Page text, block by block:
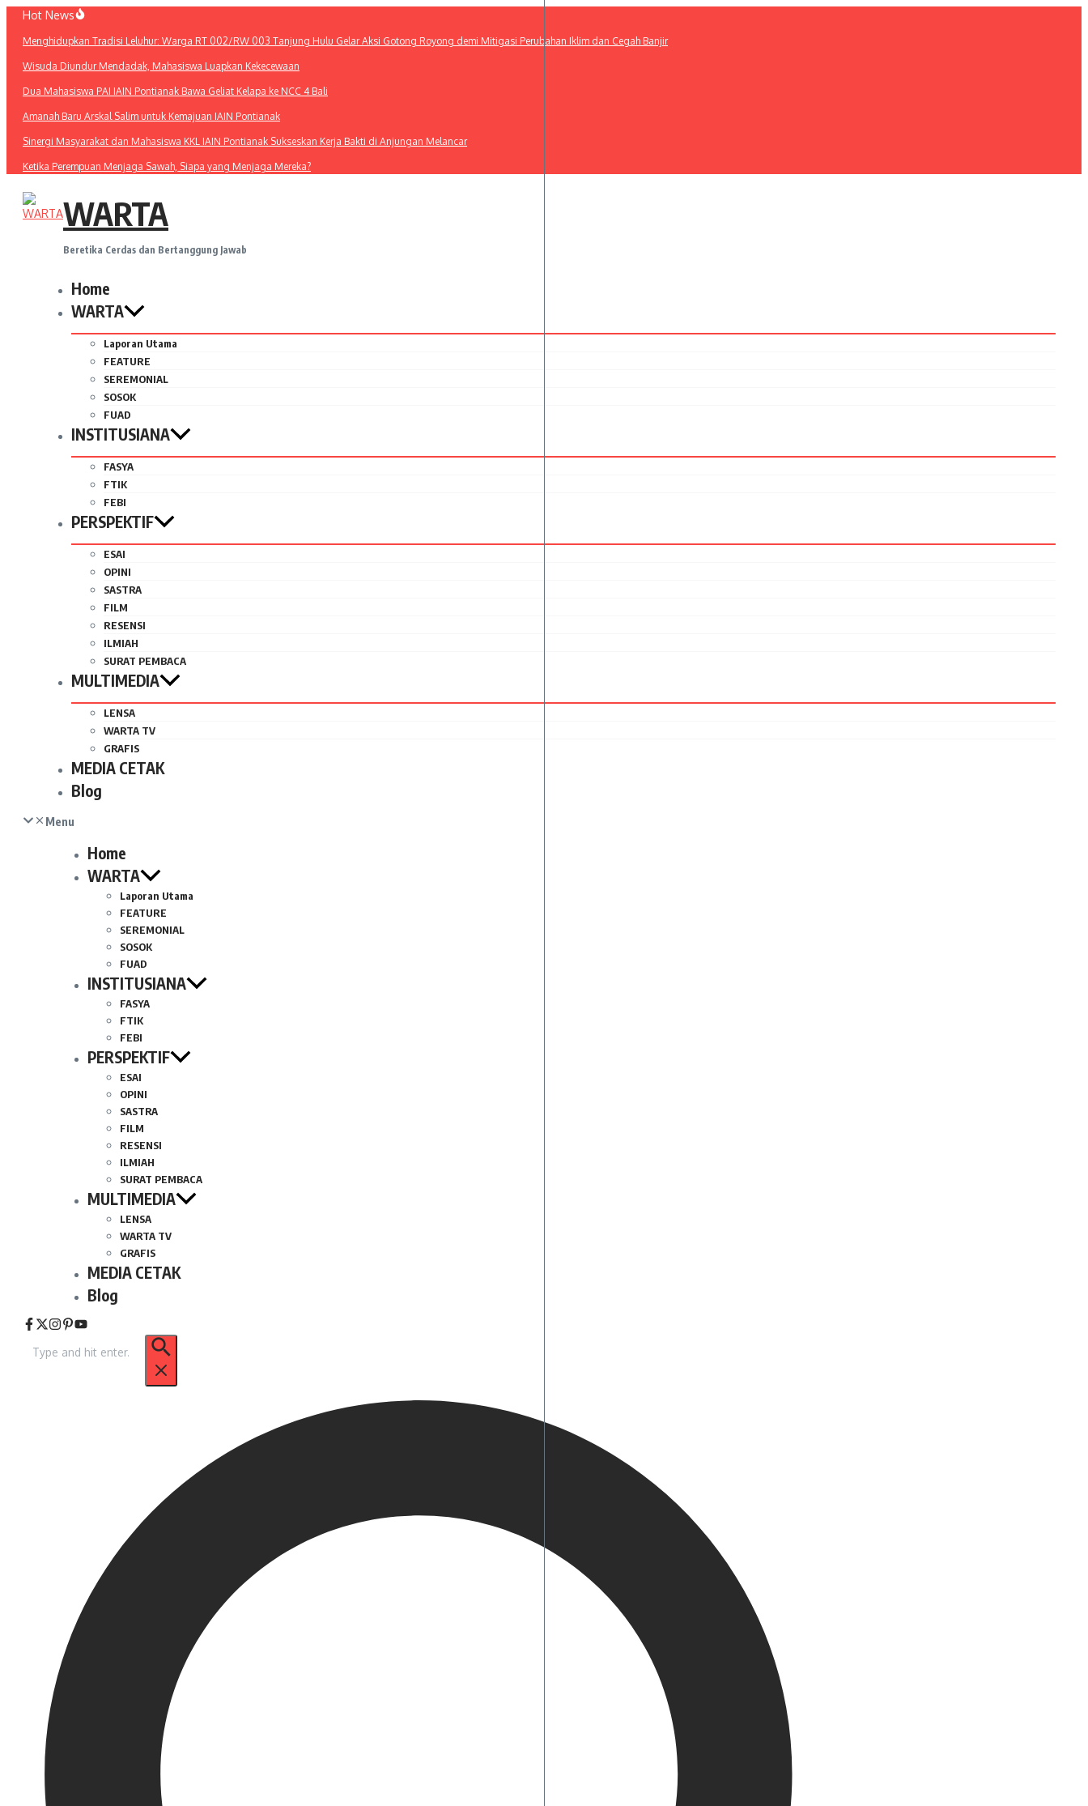
Lewati
konten
Hot News
Menghidupkan Tradisi Leluhur: Warga RT 002/RW 003 Tanjung Hulu Gelar Aksi Gotong Royong demi Mitigasi Perubahan Iklim dan Cegah Banjir
Wisuda Diundur Mendadak, Mahasiswa Luapkan Kekecewaan
Dua Mahasiswa PAI IAIN Pontianak Bawa Geliat Kelapa ke NCC 4 Bali
Amanah Baru Arskal Salim untuk Kemajuan IAIN Pontianak
Sinergi Masyarakat dan Mahasiswa KKL IAIN Pontianak Sukseskan Kerja Bakti di Anjungan Melancar
Ketika Perempuan Menjaga Sawah, Siapa yang Menjaga Mereka?
WARTA
Beretika Cerdas dan Bertanggung Jawab
Home
WARTA
Laporan Utama
FEATURE
SEREMONIAL
SOSOK
FUAD
INSTITUSIANA
FASYA
FTIK
FEBI
PERSPEKTIF
ESAI
OPINI
SASTRA
FILM
RESENSI
ILMIAH
SURAT PEMBACA
MULTIMEDIA
LENSA
WARTA TV
GRAFIS
MEDIA CETAK
Blog
Menu
Home
WARTA
Laporan Utama
FEATURE
SEREMONIAL
SOSOK
FUAD
INSTITUSIANA
FASYA
FTIK
FEBI
PERSPEKTIF
ESAI
OPINI
SASTRA
FILM
RESENSI
ILMIAH
SURAT PEMBACA
MULTIMEDIA
LENSA
WARTA TV
GRAFIS
MEDIA CETAK
Blog
untuk: